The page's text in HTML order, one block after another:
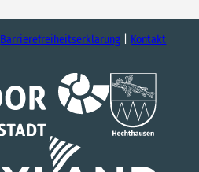
Barrierefreiheitserklärung Kontakt